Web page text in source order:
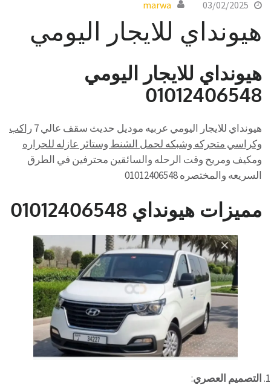
03/02/2025
marwa
هيونداي للايجار اليومي
هيونداي للايجار اليومي
01012406548
هيونداي للايجار اليومي عربيه موديل حديث سقف عالي 7
راكب
وكراسي متحركه وشبكه لحمل الشنط وستائر عازله للحراره
ومكيف ومريح وقت الرحله والسائقين محترفين في الطرق
السريعه والمختصره 01012406548
مميزات هيونداي 01012406548
التصميم العصري: